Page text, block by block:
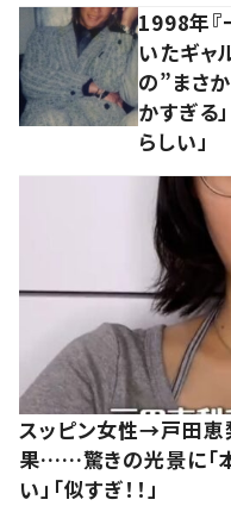
1998年『
いたギャ
の”まさか
かすぎる
らしい」
スッピン女性→戸田恵
果……驚きの光景に「
い」「似すぎ！！」